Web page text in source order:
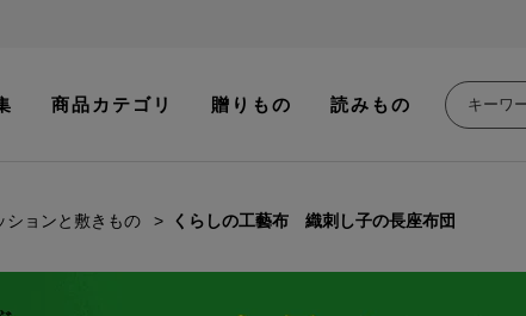
商品カテゴリ 贈りもの 読みもの
ションと敷きもの くらしの工藝布 織刺し子の長座布団